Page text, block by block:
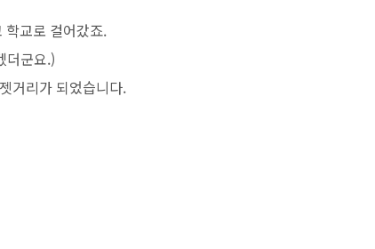
학교로 걸어갔죠.
더군요.)
거리가 되었습니다.